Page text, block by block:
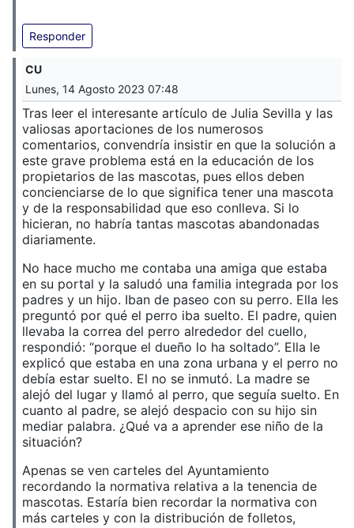
Responder
CU
Lunes, 14 Agosto 2023 07:48
Tras leer el interesante artículo de Julia Sevilla y las
valiosas aportaciones de los numerosos
comentarios, convendría insistir en que la solución a
este grave problema está en la educación de los
propietarios de las mascotas, pues ellos deben
concienciarse de lo que significa tener una mascota
y de la responsabilidad que eso conlleva. Si lo
hicieran, no habría tantas mascotas abandonadas
diariamente.
No hace mucho me contaba una amiga que estaba
en su portal y la saludó una familia integrada por los
padres y un hijo. Iban de paseo con su perro. Ella les
preguntó por qué el perro iba suelto. El padre, quien
llevaba la correa del perro alrededor del cuello,
respondió: “porque el dueño lo ha soltado”. Ella le
explicó que estaba en una zona urbana y el perro no
debía estar suelto. El no se inmutó. La madre se
alejó del lugar y llamó al perro, que seguía suelto. En
cuanto al padre, se alejó despacio con su hijo sin
mediar palabra. ¿Qué va a aprender ese niño de la
situación?
Apenas se ven carteles del Ayuntamiento
recordando la normativa relativa a la tenencia de
mascotas. Estaría bien recordar la normativa con
más carteles y con la distribución de folletos,